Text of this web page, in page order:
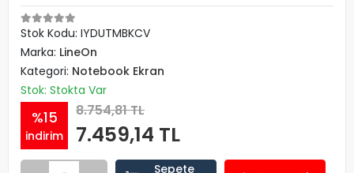
Stok Kodu: IYDUTMBKCV
Marka: LineOn
Kategori: Notebook Ekran
Stok: Stokta Var
%15
indirim
8.754,81 TL
7.459,14 TL
Sepete